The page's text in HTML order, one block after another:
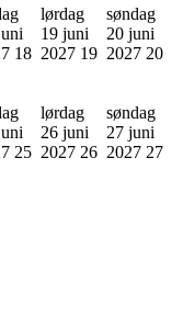
18
lørdag
19 juni
2027 19
søndag
20 juni
2027 20
25
lørdag
26 juni
2027 26
søndag
27 juni
2027 27